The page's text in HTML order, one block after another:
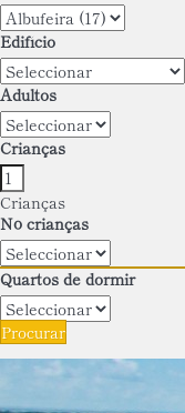
Edifício
Adultos
Crianças
Crianças
Nº crianças
Quartos de dormir
Procurar